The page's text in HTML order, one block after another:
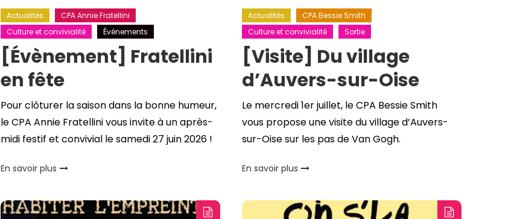
Actualités
CPA Annie Fratellini
Culture et convivialité
Événements
[Évènement] Fratellini
en fête
Pour clôturer la saison dans la bonne humeur,
le CPA Annie Fratellini vous invite à un après-
midi festif et convivial le samedi 27 juin 2026 !
En savoir plus
Actualités
CPA Bessie Smith
Culture et convivialité
Sortie
[Visite] Du village
d’Auvers-sur-Oise
Le mercredi 1er juillet, le CPA Bessie Smith
vous propose une visite du village d’Auvers-
sur-Oise sur les pas de Van Gogh.
En savoir plus